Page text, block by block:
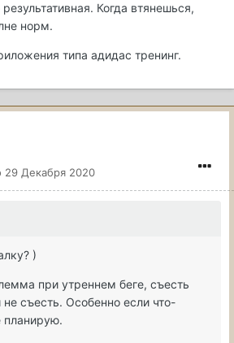
Когда втянешься,
норм.
типа адидас тренинг.
29 Декабря 2020
)
при утреннем беге, съесть
не съесть. Особенно если что-
планирую.